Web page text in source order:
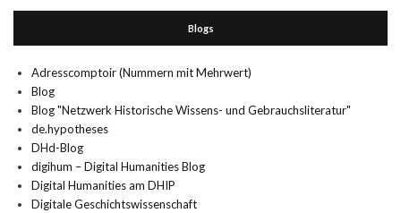
Blogs
Adresscomptoir (Nummern mit Mehrwert)
Blog
Blog "Netzwerk Historische Wissens- und Gebrauchsliteratur"
de.hypotheses
DHd-Blog
digihum – Digital Humanities Blog
Digital Humanities am DHIP
Digitale Geschichtswissenschaft